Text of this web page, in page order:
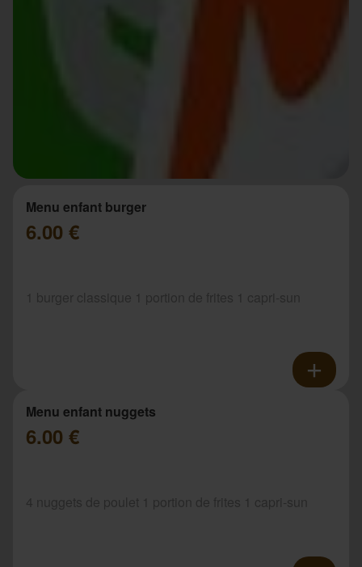
Menu enfant burger
6.00 €
Menu enfant nuggets
6.00 €